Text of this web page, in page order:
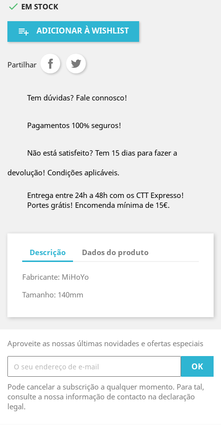
 EM STOCK
playlist_add ADICIONAR À WISHLIST
Partilhar
Tem dúvidas? Fale connosco!
Pagamentos 100% seguros!
Não está satisfeito? Tem 15 dias para fazer a
devolução! Condições aplicáveis.
Entrega entre 24h a 48h com os CTT Expresso!
Portes grátis! Encomenda mínima de 15€.
Descrição Dados do produto
Fabricante: MiHoYo
Tamanho: 140mm
Aproveite as nossas últimas novidades e ofertas especiais
Pode cancelar a subscrição a qualquer momento. Para tal,
consulte a nossa informação de contacto na declaração
legal.